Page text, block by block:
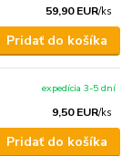
59,90 EUR/ks
Pridať do košíka
9,50 EUR/ks
expedícia 3-5 dní
Pridať do košíka